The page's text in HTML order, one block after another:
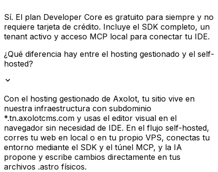
Sí. El plan Developer Core es gratuito para siempre y no
requiere tarjeta de crédito. Incluye el SDK completo, un
tenant activo y acceso MCP local para conectar tu IDE.
¿Qué diferencia hay entre el hosting gestionado y el self-
hosted?
Con el hosting gestionado de Axolot, tu sitio vive en
nuestra infraestructura con subdominio
*.tn.axolotcms.com y usas el editor visual en el
navegador sin necesidad de IDE. En el flujo self-hosted,
corres tu web en local o en tu propio VPS, conectas tu
entorno mediante el SDK y el túnel MCP, y la IA
propone y escribe cambios directamente en tus
archivos .astro físicos.